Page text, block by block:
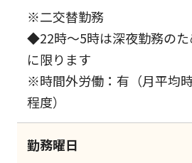
※二交替勤務
◆22時～5時は深夜勤務のた
に限ります
※時間外労働：有（月平均
程度）
勤務曜日